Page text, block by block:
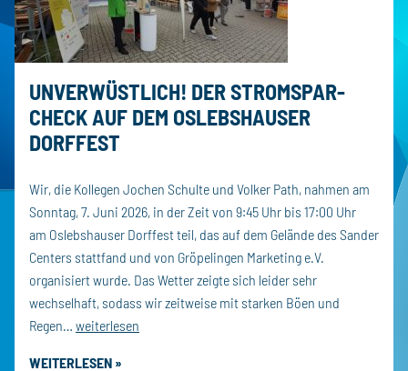
UNVERWÜSTLICH! DER STROMSPAR-
CHECK AUF DEM OSLEBSHAUSER
DORFFEST
Wir, die Kollegen Jochen Schulte und Volker Path, nahmen am
Sonntag, 7. Juni 2026, in der Zeit von 9:45 Uhr bis 17:00 Uhr
am Oslebshauser Dorffest teil, das auf dem Gelände des Sander
Centers stattfand und von Gröpelingen Marketing e.V.
organisiert wurde. Das Wetter zeigte sich leider sehr
wechselhaft, sodass wir zeitweise mit starken Böen und
Regen… Unverwüstlich!
weiterlesen
WEITERLESEN »